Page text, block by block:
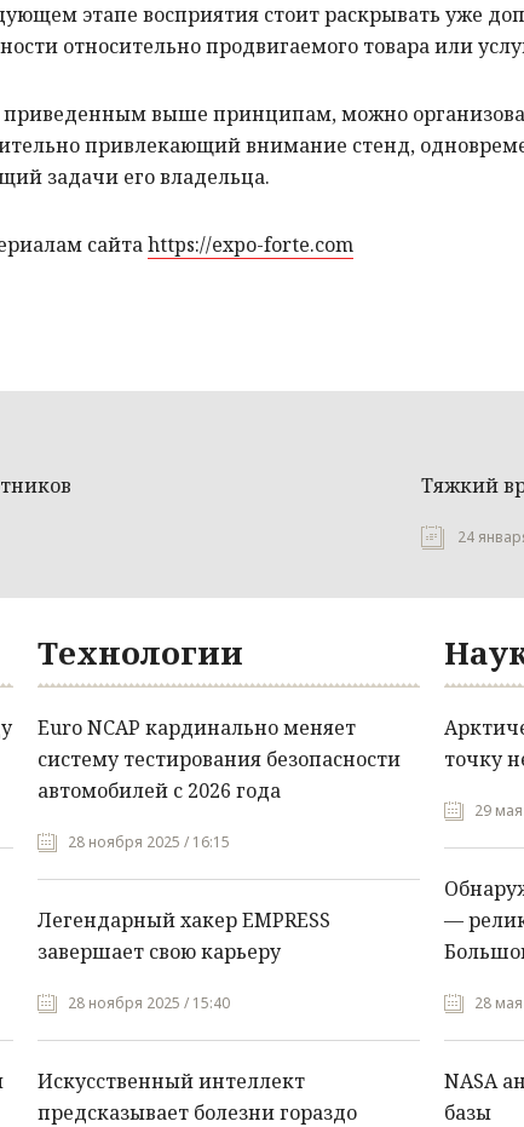
этапе восприятия стоит раскрывать уже
относительно продвигаемого товара или
приведенным выше принципам, можно
привлекающий внимание стенд,
задачи его владельца.
сайтаhttps://expo-forte.com
Тяжкий
24
Технологии
Euro NCAP кардинально меняет
систему тестирования безопасности
автомобилей с 2026 года
28 ноября 2025 / 16:15
Легендарный хакер EMPRESS
завершает свою карьеру
28 ноября 2025 / 15:40
Искусственный интеллект
предсказывает болезни гораздо
точку
29
—
28
NASA
базы